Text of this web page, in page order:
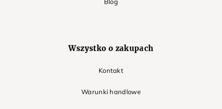
Blog
Wszystko o zakupach
Kontakt
Warunki handlowe